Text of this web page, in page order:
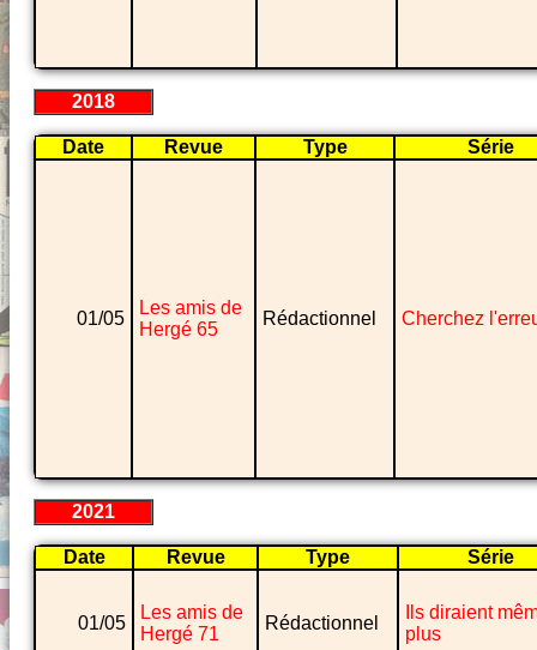
2018
Date Revue Type Série
01/05
Les amis de
Hergé 65
Rédactionnel Cherchez
2021
Date Revue Type Série
01/05
Les amis de
Hergé 71
Rédactionnel
Ils diraient
plus